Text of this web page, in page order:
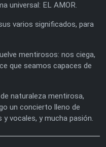
universal: EL AMOR.
varios significados, para
mentirosos: nos ciega,
que seamos capaces de
naturaleza mentirosa,
un concierto lleno de
vocales, y mucha pasión.